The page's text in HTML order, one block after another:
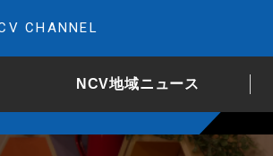
CHANNEL
NCV地域ニュース